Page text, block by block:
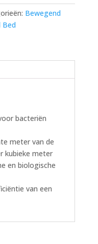
Bewegend
Bed
bacteriën
meter van de
kubieke meter
en biologische
van een